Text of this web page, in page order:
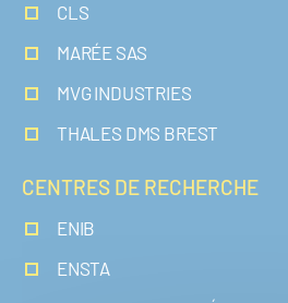
CLS
MARÉE SAS
MVG INDUSTRIES
THALES DMS BREST
CENTRES DE RECHERCHE
ENIB
ENSTA